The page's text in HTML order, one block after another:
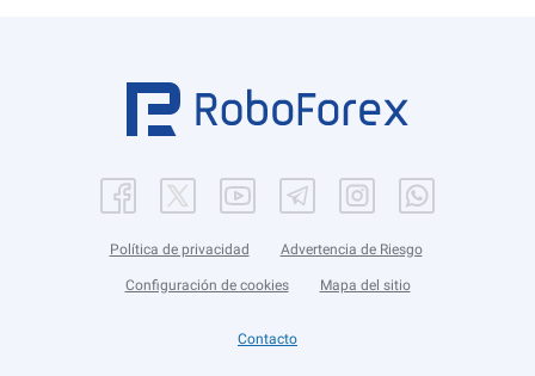
Política de privacidad Advertencia de Riesgo
Configuración de cookies Mapa del sitio
Contacto